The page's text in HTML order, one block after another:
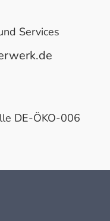
Services
DE-ÖKO-006